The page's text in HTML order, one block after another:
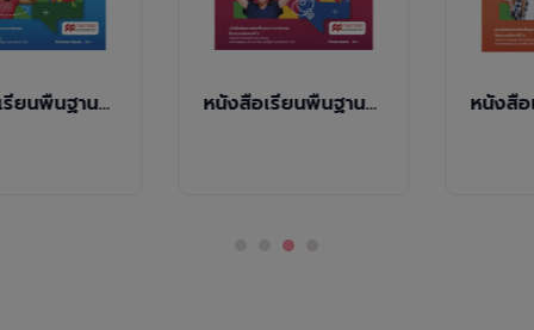
หนังสือเรียนพื้นฐานภาษาอังกฤษ Share with Friends 1 ( NEW ) หนังสือเรียนพื้นฐานภาษาอังกฤษ Share with Friends 2 ( NEW )